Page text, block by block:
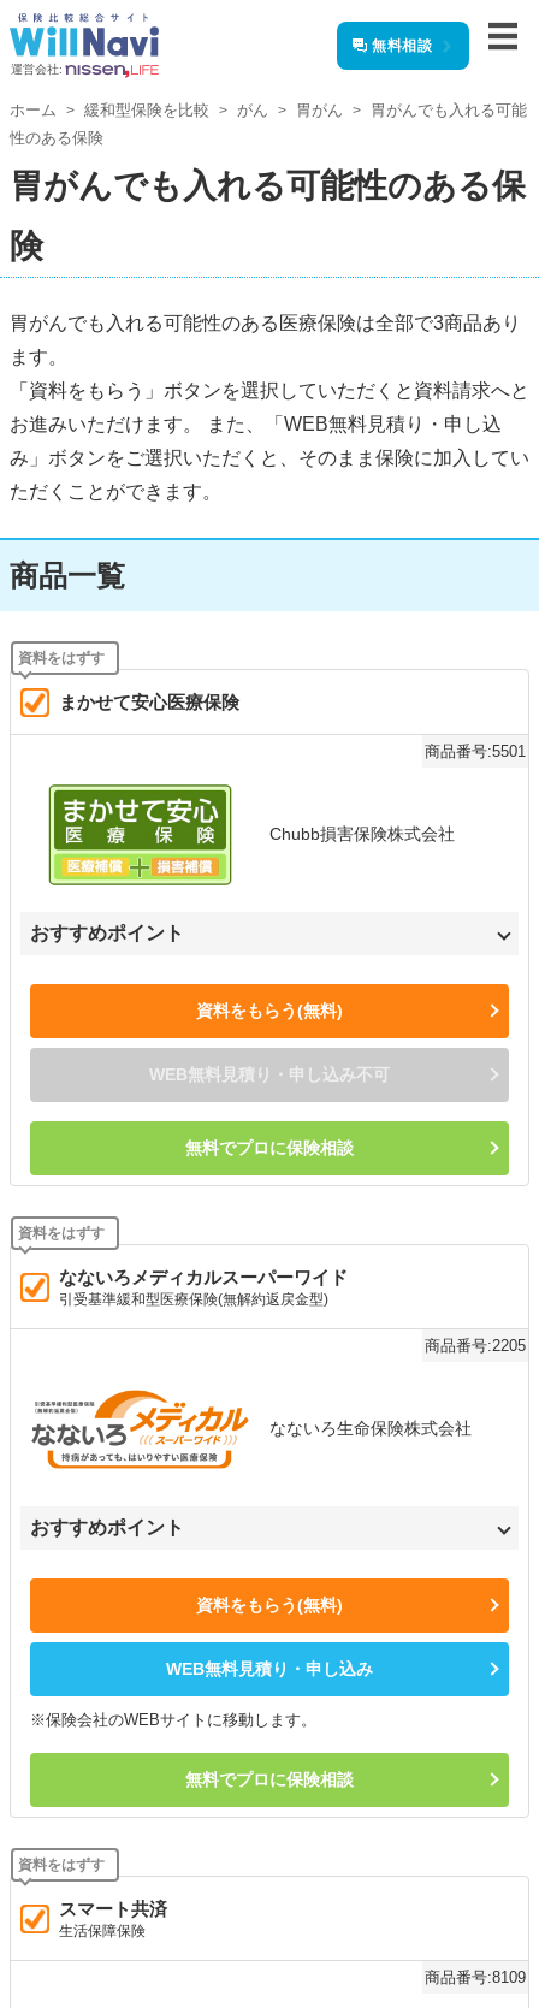
運営会社:
無料相談
ホーム 緩和型保険を比較 がん 胃がん
胃がんでも入れる可能
性のある保険
胃がんでも入れる可能性のある保
険
胃がんでも入れる可能性のある医療保険は全部で3商品あり
ます。
「資料をもらう」ボタンを選択していただくと資料請求へと
お進みいただけます。 また、「WEB無料見積り・申し込
み」ボタンをご選択いただくと、そのまま保険に加入してい
ただくことができます。
商品一覧
まかせて安心医療保険
商品番号:5501
Chubb損害保険株式会社
おすすめポイント
資料をもらう(無料)
WEB無料見積り・申し込み不可
無料でプロに保険相談
なないろメディカルスーパーワイド
引受基準緩和型医療保険(無解約返戻金型)
商品番号:2205
なないろ生命保険株式会社
おすすめポイント
資料をもらう(無料)
WEB無料見積り・申し込み
※保険会社のWEBサイトに移動します。
無料でプロに保険相談
スマート共済
生活保障保険
商品番号:8109